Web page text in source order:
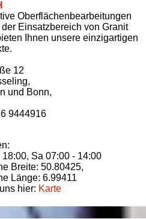
Oberflächenbearbeitungen
Einsatzbereich von Granit
Ihnen unsere einzigartigen
12
,
und Bonn,
9444916
18:00, Sa 07:00 - 14:00
Breite: 50.80425,
Länge: 6.99411
hier: Karte